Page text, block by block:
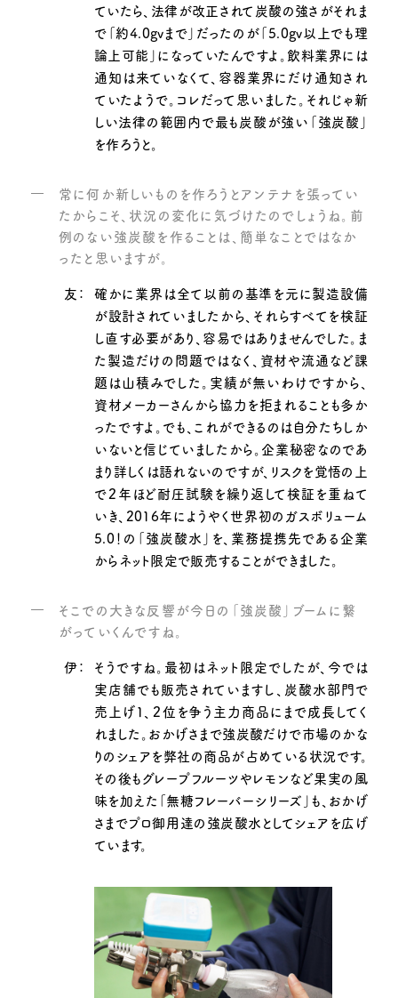
ていたら、法律が改正されて炭酸の強さがそれま
で「約4.0gvまで」だったのが「5.0gv以上でも理
論上可能」になっていたんですよ。飲料業界には
通知は来ていなくて、容器業界にだけ通知され
ていたようで。コレだって思いました。それじゃ新
しい法律の範囲内で最も炭酸が強い「強炭酸」
を作ろうと。
常に何か新しいものを作ろうとアンテナを張ってい
たからこそ、状況の変化に気づけたのでしょうね。前
例のない強炭酸を作ることは、簡単なことではなか
ったと思いますが。
友：
確かに業界は全て以前の基準を元に製造設備
が設計されていましたから、それらすべてを検証
し直す必要があり、容易ではありませんでした。ま
た製造だけの問題ではなく、資材や流通など課
題は山積みでした。実績が無いわけですから、
資材メーカーさんから協力を拒まれることも多か
ったですよ。でも、これができるのは自分たちしか
いないと信じていましたから。企業秘密なのであ
まり詳しくは語れないのですが、リスクを覚悟の上
で２年ほど耐圧試験を繰り返して検証を重ねて
いき、2016年にようやく世界初のガスボリューム
5.0！の「強炭酸水」を、業務提携先である企業
からネット限定で販売することができました。
そこでの大きな反響が今日の「強炭酸」ブームに繋
がっていくんですね。
伊：
そうですね。最初はネット限定でしたが、今では
実店舗でも販売されていますし、炭酸水部門で
売上げ１、２位を争う主力商品にまで成長してく
れました。おかげさまで強炭酸だけで市場のかな
りのシェアを弊社の商品が占めている状況です。
その後もグレープフルーツやレモンなど果実の風
味を加えた「無糖フレーバーシリーズ」も、おかげ
さまでプロ御用達の強炭酸水としてシェアを広げ
ています。